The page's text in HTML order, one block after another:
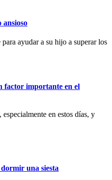
ansioso
ayudar a su hijo a superar los
factor importante en el
especialmente en estos días, y
una siesta